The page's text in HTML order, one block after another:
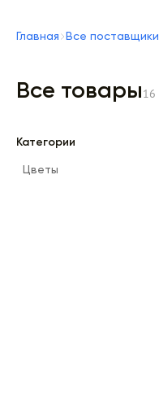
Главная Все поставщики
Все товары16
Категории
Цветы